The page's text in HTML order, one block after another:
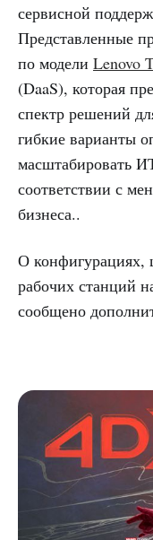
сервисной
Представленные
по модели Lenovo
(DaaS), которая
спектр решений
гибкие варианты
масштабировать
соответствии с
бизнеса..
О конфигурациях,
рабочих станций
сообщено